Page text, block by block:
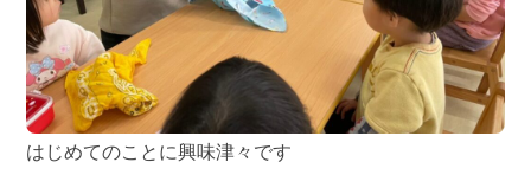
はじめてのことに興味津々です